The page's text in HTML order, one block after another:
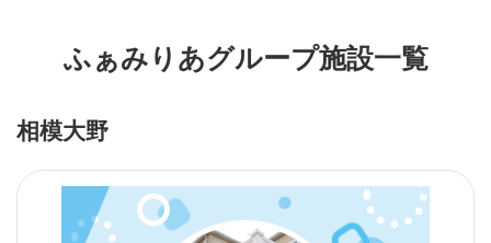
ふぁみりあグループ施設一覧
相模大野